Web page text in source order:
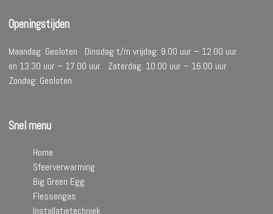
Openingstijden
Maandag: Gesloten Dinsdag t/m vrijdag: 9.00 uur – 12.00 uur
en 13.30 uur – 17.00 uur Zaterdag: 10.00 uur – 16.00 uur
Zondag: Gesloten
Snel menu
Home
Sfeerverwarming
Big Green Egg
Flessengas
Installatietechniek